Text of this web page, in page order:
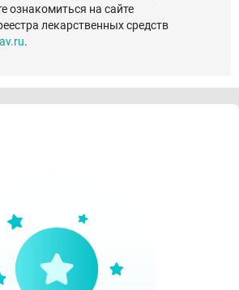
ознакомиться на сайте
лекарственных средств
.